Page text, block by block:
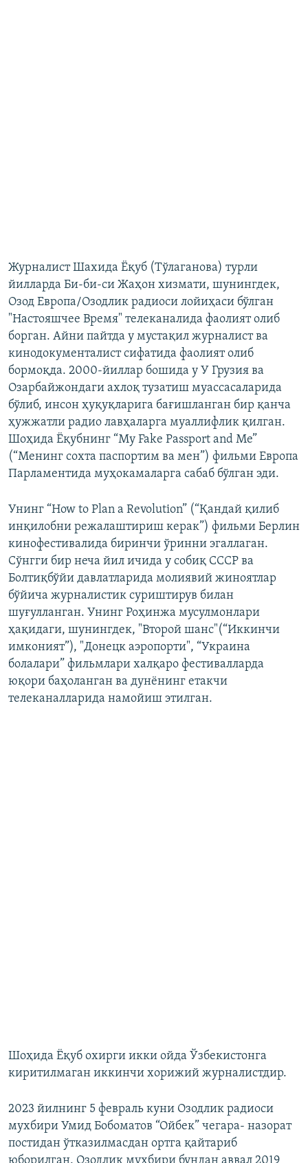
Журналист Шахида Ёқуб (Тўлаганова) турли
йилларда Би-би-си Жаҳон хизмати, шунингдек,
Озод Европа/Озодлик радиоси лойиҳаси бўлган
"Настояшчее Время" телеканалида фаолият олиб
борган. Айни пайтда у мустақил журналист ва
кинодокументалист сифатида фаолият олиб
бормоқда. 2000-йиллар бошида у У Грузия ва
Озарбайжондаги ахлоқ тузатиш муассасаларида
бўлиб, инсон ҳуқуқларига бағишланган бир қанча
ҳужжатли радио лавҳаларга муаллифлик қилган.
Шоҳида Ёқубнинг “My Fake Passport and Me”
(“Менинг сохта паспортим ва мен”) фильми Европа
Парламентида муҳокамаларга сабаб бўлган эди.
Унинг “How to Plan a Revolution” (“Қандай қилиб
инқилобни режалаштириш керак”) фильми Берлин
кинофестивалида биринчи ўринни эгаллаган.
Сўнгги бир неча йил ичида у собиқ СССР ва
Болтиқбўйи давлатларида молиявий жиноятлар
бўйича журналистик суриштирув билан
шуғулланган. Унинг Роҳинжа мусулмонлари
ҳақидаги, шунингдек, "Второй шанс"(“Иккинчи
имконият”), "Донецк аэропорти", “Украина
болалари” фильмлари халқаро фестивалларда
юқори баҳоланган ва дунёнинг етакчи
телеканалларида намойиш этилган.
Шоҳида Ёқуб охирги икки ойда Ўзбекистонга
киритилмаган иккинчи хорижий журналистдир.
2023 йилнинг 5 февраль куни Озодлик радиоси
мухбири Умид Бобоматов “Ойбек” чегара- назорат
постидан ўтказилмасдан ортга қайтариб